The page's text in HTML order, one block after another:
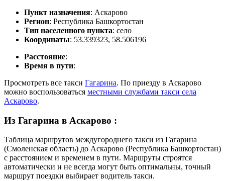
Пункт назначения: Аскарово
Регион: Республика Башкортостан
Тип населенного пункта: село
Координаты: 53.339323, 58.506196
Расстояние:
Время в пути:
Просмотреть все такси Гагарина. По приезду в Аскарово
можно воспользоваться местными службами такси села
Аскарово.
Из Гагарина в Аскарово :
Таблица маршрутов междугороднего такси из Гагарина
(Смоленская область) до Аскарово (Республика Башкортостан)
с расстоянием и временем в пути. Маршруты строятся
автоматически и не всегда могут быть оптимальны, точный
маршрут поездки выбирает водитель такси.